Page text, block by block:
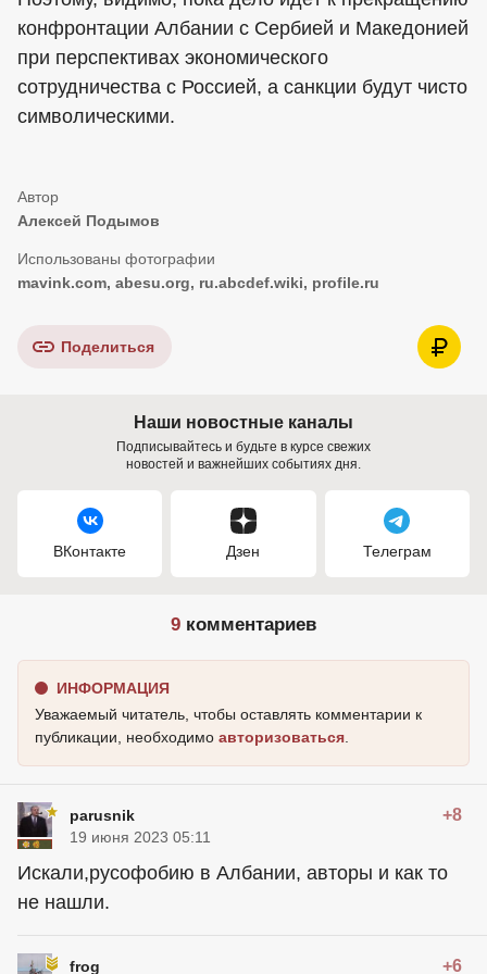
конфронтации Албании с Сербией и Македонией
при перспективах экономического
сотрудничества с Россией, а санкции будут чисто
символическими.
Алексей Подымов
mavink.com, abesu.org, ru.abcdef.wiki, profile.ru
Поделиться
Наши новостные каналы
Подписывайтесь и будьте в курсе свежих
новостей и важнейших событиях дня.
ВКонтакте Дзен Телеграм
9 комментариев
ИНФОРМАЦИЯ
Уважаемый читатель, чтобы оставлять комментарии к
публикации, необходимо авторизоваться
parusnik +8
19 июня 2023 05:11
Искали,русофобию в Албании, авторы и как то
не нашли.
frog +6